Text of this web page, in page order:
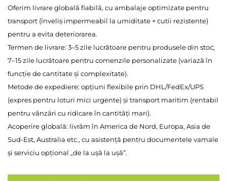
Oferim livrare globală fiabilă, cu ambalaje optimizate pentru
transport (înveliș impermeabil la umiditate + cutii rezistente)
pentru a evita deteriorarea.
Termen de livrare: 3–5 zile lucrătoare pentru produsele din stoc;
7–15 zile lucrătoare pentru comenzile personalizate (variază în
funcție de cantitate și complexitate).
Metode de expediere: opțiuni flexibile prin DHL/FedEx/UPS
(expres pentru loturi mici urgente) și transport maritim (rentabil
pentru vânzări cu ridicare în cantități mari).
Acoperire globală: livrăm în America de Nord, Europa, Asia de
Sud-Est, Australia etc., cu asistență pentru documentele vamale
și serviciu opțional „de la ușă la ușă”.